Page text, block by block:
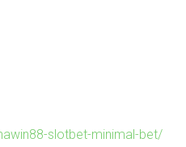
slotbet-minimal-bet/